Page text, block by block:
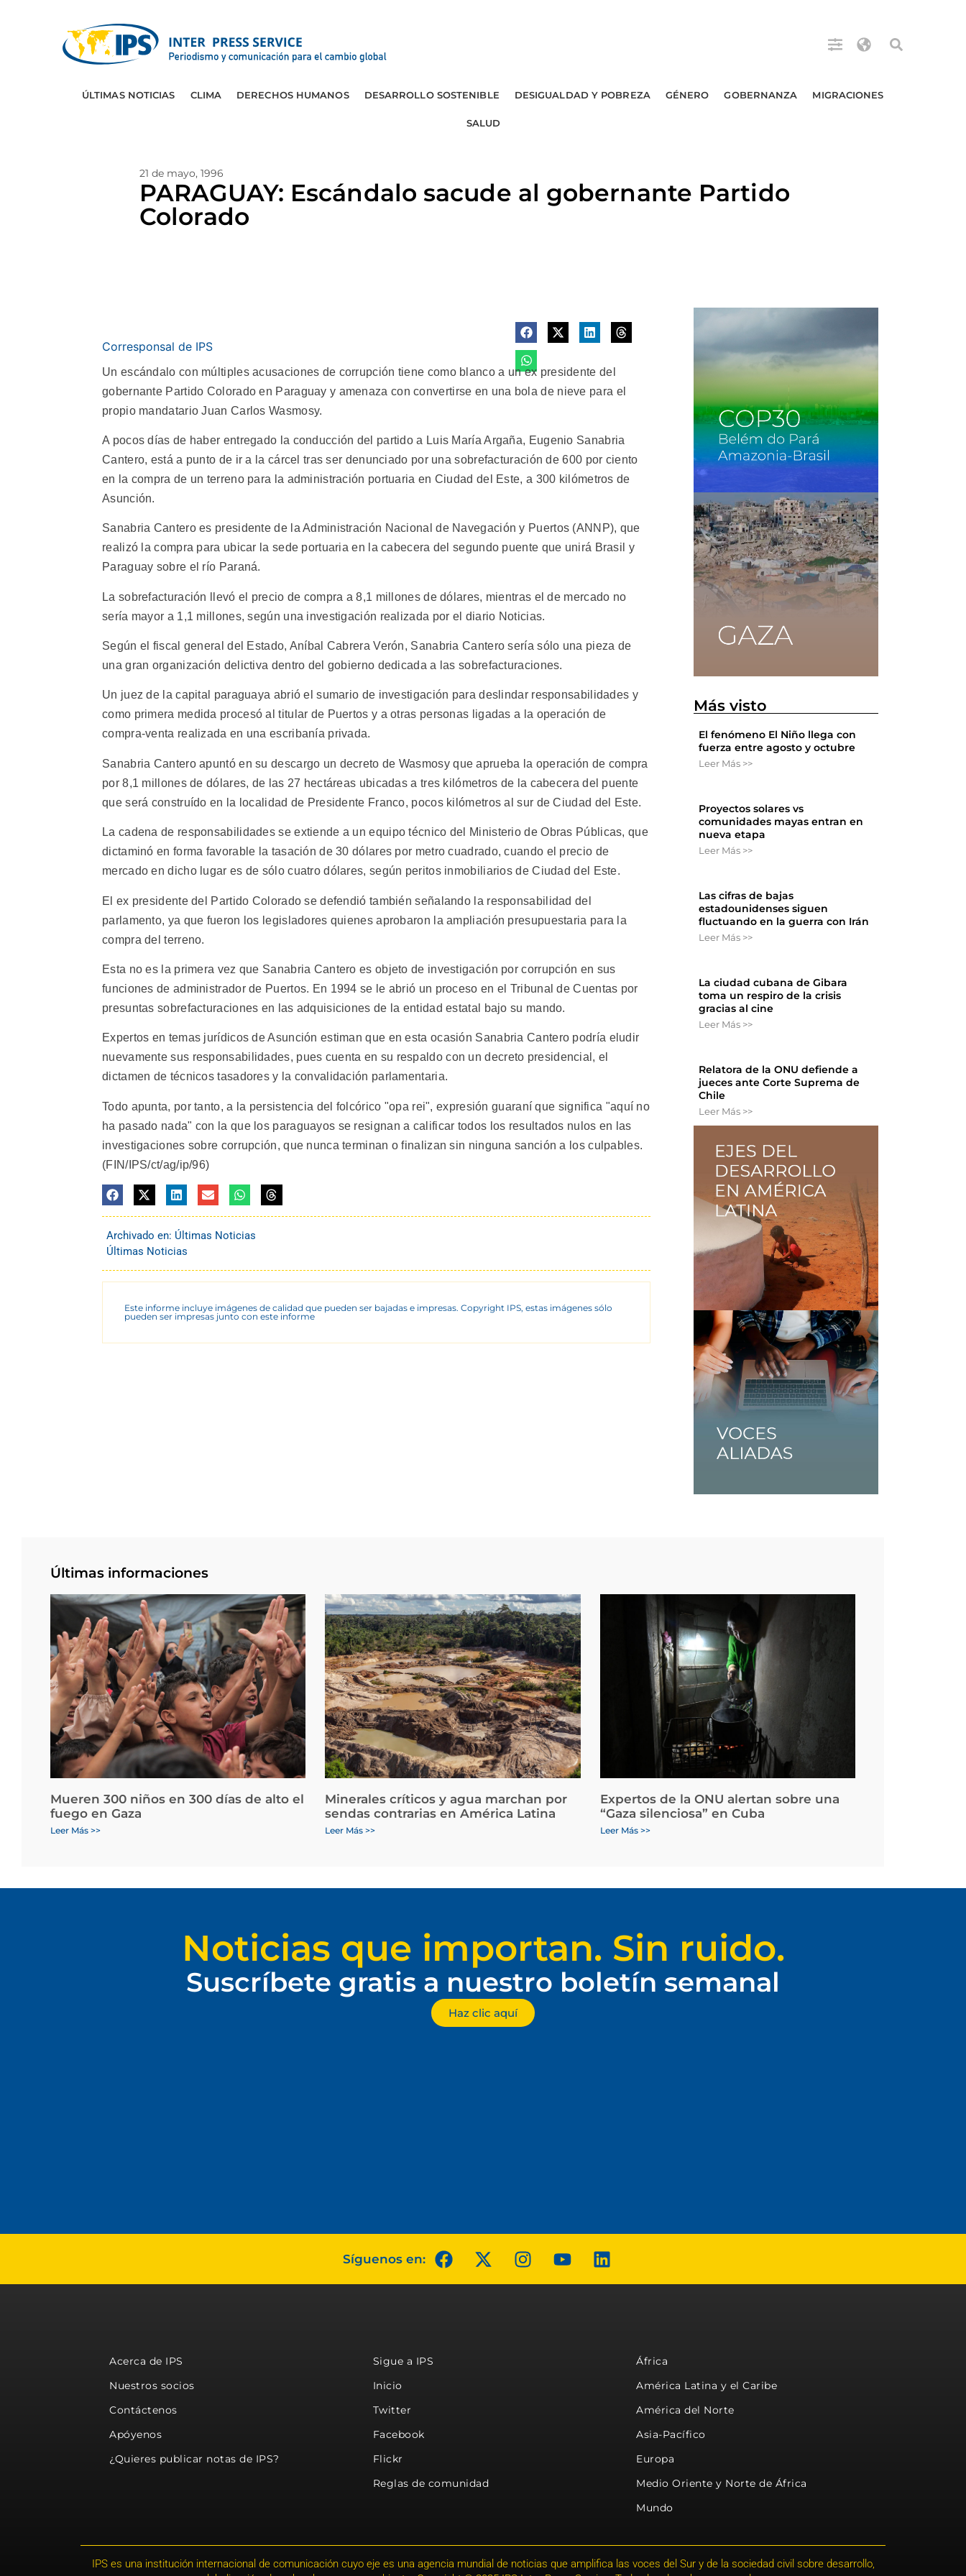
ÚLTIMAS NOTICIAS CLIMA DERECHOS HUMANOS DESARROLLO SOSTENIBLE DESIGUALDAD Y POBREZA GÉNERO GOBERNANZA MIGRACIONES
SALUD
21 de mayo, 1996
PARAGUAY: Escándalo sacude al gobernante Partido
Colorado
Corresponsal de IPS
Un escándalo con múltiples acusaciones de corrupción tiene como blanco a un ex presidente del
gobernante Partido Colorado en Paraguay y amenaza con convertirse en una bola de nieve para el
propio mandatario Juan Carlos Wasmosy.
A pocos días de haber entregado la conducción del partido a Luis María Argaña, Eugenio Sanabria
Cantero, está a punto de ir a la cárcel tras ser denunciado por una sobrefacturación de 600 por ciento
en la compra de un terreno para la administración portuaria en Ciudad del Este, a 300 kilómetros de
Asunción.
Sanabria Cantero es presidente de la Administración Nacional de Navegación y Puertos (ANNP), que
realizó la compra para ubicar la sede portuaria en la cabecera del segundo puente que unirá Brasil y
Paraguay sobre el río Paraná.
La sobrefacturación llevó el precio de compra a 8,1 millones de dólares, mientras el de mercado no
sería mayor a 1,1 millones, según una investigación realizada por el diario Noticias.
Según el fiscal general del Estado, Aníbal Cabrera Verón, Sanabria Cantero sería sólo una pieza de
una gran organización delictiva dentro del gobierno dedicada a las sobrefacturaciones.
Un juez de la capital paraguaya abrió el sumario de investigación para deslindar responsabilidades y
como primera medida procesó al titular de Puertos y a otras personas ligadas a la operación de
compra-venta realizada en una escribanía privada.
Sanabria Cantero apuntó en su descargo un decreto de Wasmosy que aprueba la operación de compra
por 8,1 millones de dólares, de las 27 hectáreas ubicadas a tres kilómetros de la cabecera del puente
que será construído en la localidad de Presidente Franco, pocos kilómetros al sur de Ciudad del Este.
La cadena de responsabilidades se extiende a un equipo técnico del Ministerio de Obras Públicas, que
dictaminó en forma favorable la tasación de 30 dólares por metro cuadrado, cuando el precio de
mercado en dicho lugar es de sólo cuatro dólares, según peritos inmobiliarios de Ciudad del Este.
El ex presidente del Partido Colorado se defendió también señalando la responsabilidad del
parlamento, ya que fueron los legisladores quienes aprobaron la ampliación presupuestaria para la
compra del terreno.
Esta no es la primera vez que Sanabria Cantero es objeto de investigación por corrupción en sus
funciones de administrador de Puertos. En 1994 se le abrió un proceso en el Tribunal de Cuentas por
presuntas sobrefacturaciones en las adquisiciones de la entidad estatal bajo su mando.
Expertos en temas jurídicos de Asunción estiman que en esta ocasión Sanabria Cantero podría eludir
nuevamente sus responsabilidades, pues cuenta en su respaldo con un decreto presidencial, el
dictamen de técnicos tasadores y la convalidación parlamentaria.
Todo apunta, por tanto, a la persistencia del folcórico "opa rei", expresión guaraní que significa "aquí no
ha pasado nada" con la que los paraguayos se resignan a calificar todos los resultados nulos en las
investigaciones sobre corrupción, que nunca terminan o finalizan sin ninguna sanción a los culpables.
(FIN/IPS/ct/ag/ip/96)
Archivado en: Últimas Noticias
Últimas Noticias
Este informe incluye imágenes de calidad que pueden ser bajadas e impresas. Copyright IPS, estas imágenes sólo
pueden ser impresas junto con este informe
Más visto
El fenómeno El Niño llega con
fuerza entre agosto y octubre
Leer Más >>
Proyectos solares vs
comunidades mayas entran en
nueva etapa
Leer Más >>
Las cifras de bajas
estadounidenses siguen
fluctuando en la guerra con Irán
Leer Más >>
La ciudad cubana de Gibara
toma un respiro de la crisis
gracias al cine
Leer Más >>
Relatora de la ONU defiende a
jueces ante Corte Suprema de
Chile
Leer Más >>
Últimas informaciones
Mueren 300 niños en 300 días de alto el
fuego en Gaza
Leer Más >>
Minerales críticos y agua marchan por
sendas contrarias en América Latina
Leer Más >>
Expertos de la ONU alertan sobre una
“Gaza silenciosa” en Cuba
Leer Más >>
Noticias que importan. Sin ruido.
Suscríbete gratis a nuestro boletín semanal
Haz clic aquí
Síguenos en:
Acerca de IPS
Nuestros socios
Contáctenos
Apóyenos
¿Quieres publicar notas de IPS?
Sigue a IPS
Inicio
Twitter
Facebook
Flickr
Reglas de comunidad
África
América Latina y el Caribe
América del Norte
Asia-Pacífico
Europa
Medio Oriente y Norte de África
Mundo
IPS es una institución internacional de comunicación cuyo eje es una agencia mundial de noticias que amplifica las voces del Sur y de la sociedad civil sobre desarrollo,